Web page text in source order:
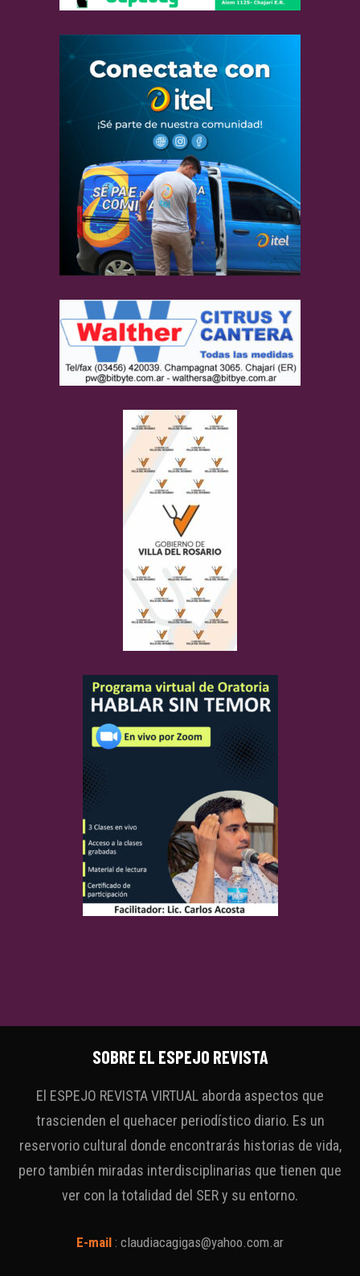
SOBRE EL ESPEJO REVISTA
El ESPEJO REVISTA VIRTUAL aborda aspectos que
trascienden el quehacer periodístico diario. Es un
reservorio cultural donde encontrarás historias de vida,
pero también miradas interdisciplinarias que tienen que
ver con la totalidad del SER y su entorno.
E-mail : claudiacagigas@yahoo.com.ar